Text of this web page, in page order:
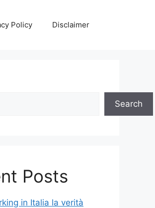
Policy Disclaimer
Search
Posts
in Italia la verità